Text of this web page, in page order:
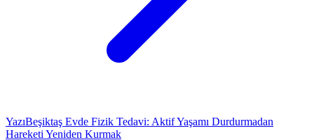
YazıBeşiktaş Evde Fizik Tedavi: Aktif Yaşamı Durdurmadan
Hareketi Yeniden Kurmak